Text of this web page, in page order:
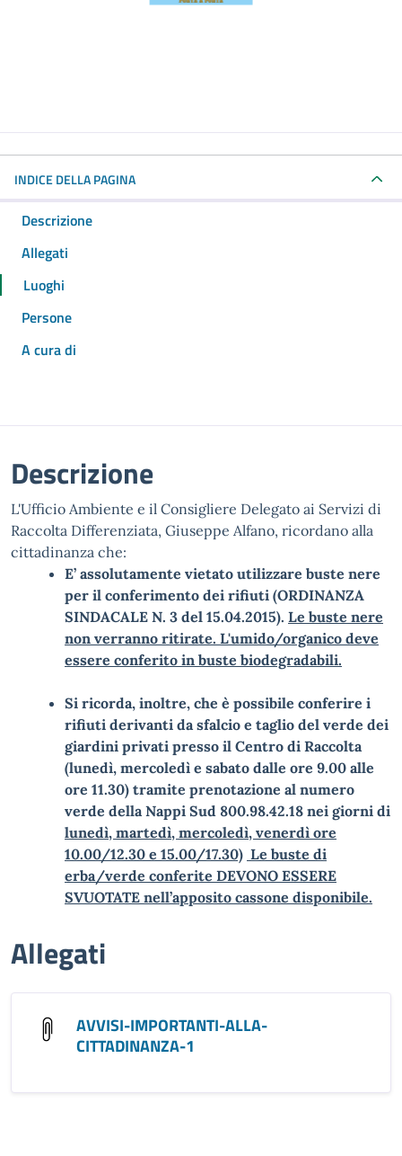
INDICE DELLA PAGINA
Descrizione
Allegati
Luoghi
Persone
A cura di
Descrizione
L'Ufficio Ambiente e il Consigliere Delegato ai Servizi di
Raccolta Differenziata, Giuseppe Alfano, ricordano alla
cittadinanza che:
E’ assolutamente vietato utilizzare buste nere
per il conferimento dei rifiuti (ORDINANZA
SINDACALE N. 3 del 15.04.2015). Le buste nere
non verranno ritirate. L'umido/organico deve
essere conferito in buste biodegradabili.
Si ricorda, inoltre, che è possibile conferire i
rifiuti derivanti da sfalcio e taglio del verde dei
giardini privati presso il Centro di Raccolta
(lunedì, mercoledì e sabato dalle ore 9.00 alle
ore 11.30) tramite prenotazione al numero
verde della Nappi Sud 800.98.42.18 nei giorni di
lunedì, martedì, mercoledì, venerdì ore
10.00/12.30 e 15.00/17.30) Le buste di
erba/verde conferite DEVONO ESSERE
SVUOTATE nell’apposito cassone disponibile.
Allegati
AVVISI-IMPORTANTI-ALLA-
CITTADINANZA-1